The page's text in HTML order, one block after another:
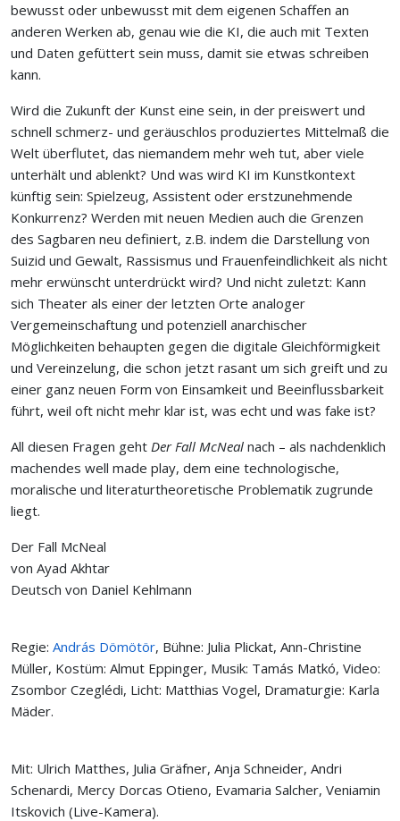
bewusst oder unbewusst mit dem eigenen Schaffen an
anderen Werken ab, genau wie die KI, die auch mit Texten
und Daten gefüttert sein muss, damit sie etwas schreiben
kann.
Wird die Zukunft der Kunst eine sein, in der preiswert und
schnell schmerz- und geräuschlos produziertes Mittelmaß die
Welt überflutet, das niemandem mehr weh tut, aber viele
unterhält und ablenkt? Und was wird KI im Kunstkontext
künftig sein: Spielzeug, Assistent oder erstzunehmende
Konkurrenz? Werden mit neuen Medien auch die Grenzen
des Sagbaren neu definiert, z.B. indem die Darstellung von
Suizid und Gewalt, Rassismus und Frauenfeindlichkeit als nicht
mehr erwünscht unterdrückt wird? Und nicht zuletzt: Kann
sich Theater als einer der letzten Orte analoger
Vergemeinschaftung und potenziell anarchischer
Möglichkeiten behaupten gegen die digitale Gleichförmigkeit
und Vereinzelung, die schon jetzt rasant um sich greift und zu
einer ganz neuen Form von Einsamkeit und Beeinflussbarkeit
führt, weil oft nicht mehr klar ist, was echt und was fake ist?
All diesen Fragen geht Der Fall McNeal nach – als nachdenklich
machendes well made play, dem eine technologische,
moralische und literaturtheoretische Problematik zugrunde
liegt.
Der Fall McNeal
von Ayad Akhtar
Deutsch von Daniel Kehlmann
Regie: András Dömötör, Bühne: Julia Plickat, Ann-Christine
Müller, Kostüm: Almut Eppinger, Musik: Tamás Matkó, Video:
Zsombor Czeglédi, Licht: Matthias Vogel, Dramaturgie: Karla
Mäder.
Mit: Ulrich Matthes, Julia Gräfner, Anja Schneider, Andri
Schenardi, Mercy Dorcas Otieno, Evamaria Salcher, Veniamin
Itskovich (Live-Kamera).